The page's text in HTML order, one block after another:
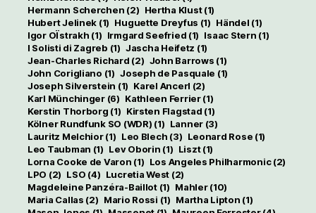
Hermann Scherchen (2) Hertha Klust(1)
Hubert Jelinek (1) Huguette Dreyfus (1) Händel (1)
Igor OÏstrakh (1) Irmgard Seefried (1) Isaac Stern (1)
I Solisti di Zagreb (1) Jascha Heifetz (1)
Jean-Charles Richard (2) John Barrows (1)
John Corigliano (1) Joseph de Pasquale (1)
Joseph Silverstein (1) Karel Ancerl (2)
Karl Münchinger(6) Kathleen Ferrier(1)
Kerstin Thorborg (1) Kirsten Flagstad (1)
Kölner Rundfunk SO (WDR) (1) Lanner (3)
Lauritz Melchior(1) Leo Blech (3) Leonard Rose (1)
Leo Taubman (1) Lev Oborin (1) Liszt(1)
Lorna Cooke de Varon (1) Los Angeles Philharmonic(2)
LPO (2) LSO (4) Lucretia West (2)
Magdeleine Panzéra-Baillot(1) Mahler(10)
Maria Callas (2) Mario Rossi (1) Martha Lipton (1)